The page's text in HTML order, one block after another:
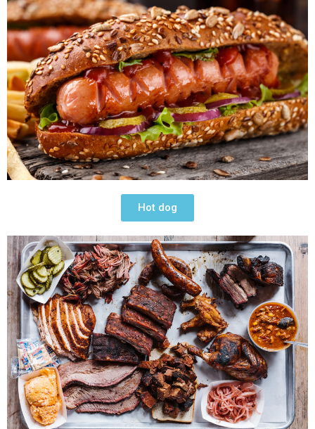
Hot dog